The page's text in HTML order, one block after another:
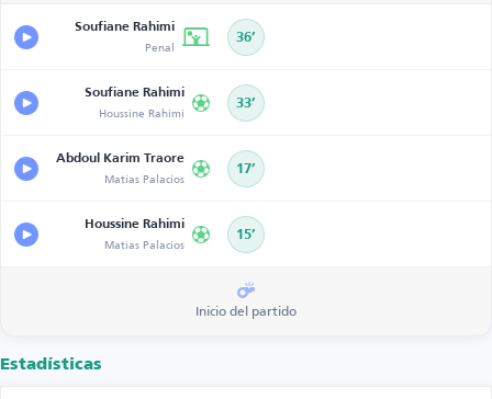
Soufiane Rahimi
Penal 36’
Soufiane Rahimi
Houssine Rahimi 33’
Abdoul Karim Traore
Matías Palacios 17’
Houssine Rahimi
Matías Palacios 15’
Inicio del partido
Estadísticas